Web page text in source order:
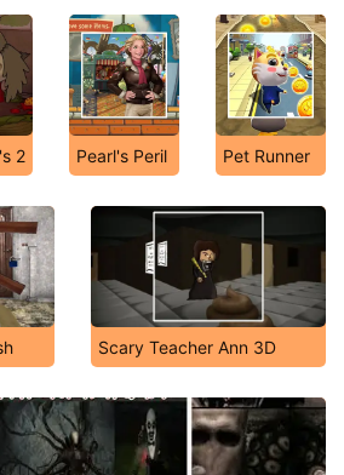
2 Pearl's Peril Pet Runner
Scary Teacher Ann 3D